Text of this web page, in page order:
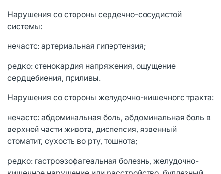
Нарушения со стороны сердечно-сосудистой
системы:
нечасто: артериальная гипертензия;
редко: стенокардия напряжения, ощущение
сердцебиения, приливы.
Нарушения со стороны желудочно-кишечного тракта:
нечасто: абдоминальная боль, абдоминальная боль в
верхней части живота, диспепсия, язвенный
стоматит, сухость во рту, тошнота;
редко: гастроэзофагеальная болезнь, желудочно-